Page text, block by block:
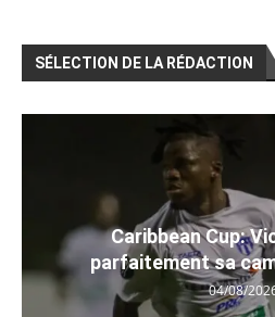
SÉLECTION DE LA RÉDACTION
Caribbean Cup:
parfaitement sa
04/08/